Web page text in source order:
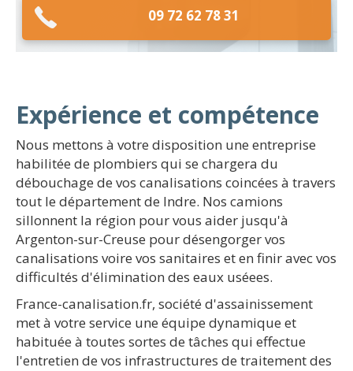
09 72 62 78 31
Expérience et compétence
Nous mettons à votre disposition une entreprise
habilitée de plombiers qui se chargera du
débouchage de vos canalisations coincées à travers
tout le département de Indre. Nos camions
sillonnent la région pour vous aider jusqu'à
Argenton-sur-Creuse pour désengorger vos
canalisations voire vos sanitaires et en finir avec vos
difficultés d'élimination des eaux uséees.
France-canalisation.fr, société d'assainissement
met à votre service une équipe dynamique et
habituée à toutes sortes de tâches qui effectue
l'entretien de vos infrastructures de traitement des